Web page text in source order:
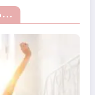
LIFESTYLE